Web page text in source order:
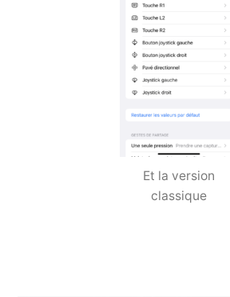
Et la version
classique